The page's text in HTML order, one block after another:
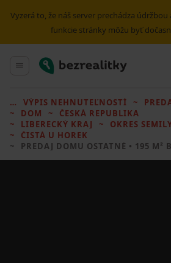
Vyzerá to, že náš server prechádza
funkcie stránky môžu byť
Hlavné menu
Bezrealitky
VÝPIS NEHNUTEĽNOSTÍ
DOM
ČESKÁ REPUBLIKA
LIBERECKÝ KRAJ
OKRES
ČISTÁ U HOREK
PREDAJ DOMU OSTATNÉ • 195 M² BEZ